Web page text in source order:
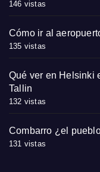
146 vistas
Cómo ir al
135 vistas
Qué ver en Helsinki
Tallin
132 vistas
Combarro ¿el
131 vistas